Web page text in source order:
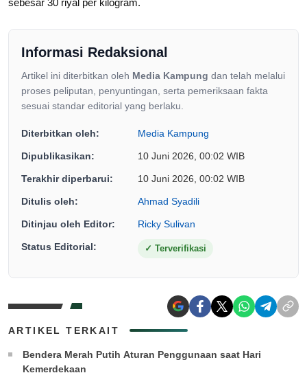
Informasi Redaksional
Artikel ini diterbitkan oleh Media Kampung dan telah melalui
proses peliputan, penyuntingan, serta pemeriksaan fakta
sesuai standar editorial yang berlaku.
Diterbitkan oleh: Media Kampung
Dipublikasikan: 10 Juni 2026, 00:02 WIB
Terakhir diperbarui: 10 Juni 2026, 00:02 WIB
Ditulis oleh: Ahmad Syadili
Ditinjau oleh Editor: Ricky Sulivan
Status Editorial: ✓ Terverifikasi
ARTIKEL TERKAIT
Bendera Merah Putih Aturan Penggunaan saat Hari
Kemerdekaan